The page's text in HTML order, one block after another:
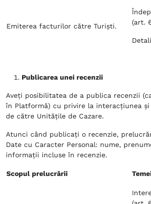
Emiterea facturilor către Turiști.
(art.
Publicarea unei recenzii
Aveți posibilitatea de a publica recenzii
în Platformă) cu privire la interacțiunea
de către Unitățile de Cazare.
Atunci când publicați o recenzie,
Date cu Caracter Personal: nume,
informații incluse în recenzie.
Scopul prelucrării